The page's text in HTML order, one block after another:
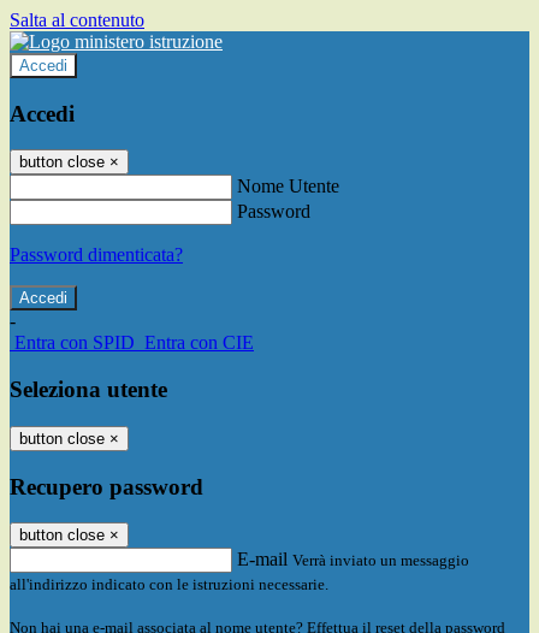
Salta al contenuto
Accedi
Accedi
button close ×
Nome Utente
Password
Password dimenticata?
-
Entra con SPID Entra con CIE
Seleziona utente
button close ×
Recupero password
button close ×
E-mail Verrà inviato un messaggio
all'indirizzo indicato con le istruzioni necessarie.
Non hai una e-mail associata al nome utente? Effettua il reset della password